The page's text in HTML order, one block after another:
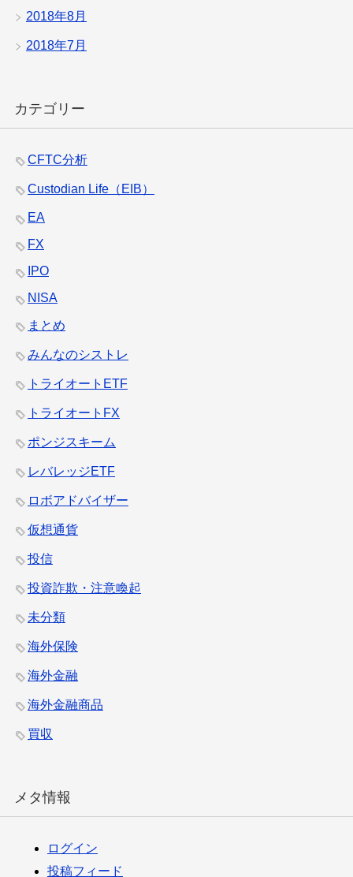
2018年8月
2018年7月
カテゴリー
CFTC分析
Custodian Life（EIB）
EA
FX
IPO
NISA
まとめ
みんなのシストレ
トライオートETF
トライオートFX
ポンジスキーム
レバレッジETF
ロボアドバイザー
仮想通貨
投信
投資詐欺・注意喚起
未分類
海外保険
海外金融
海外金融商品
買収
メタ情報
ログイン
投稿フィード